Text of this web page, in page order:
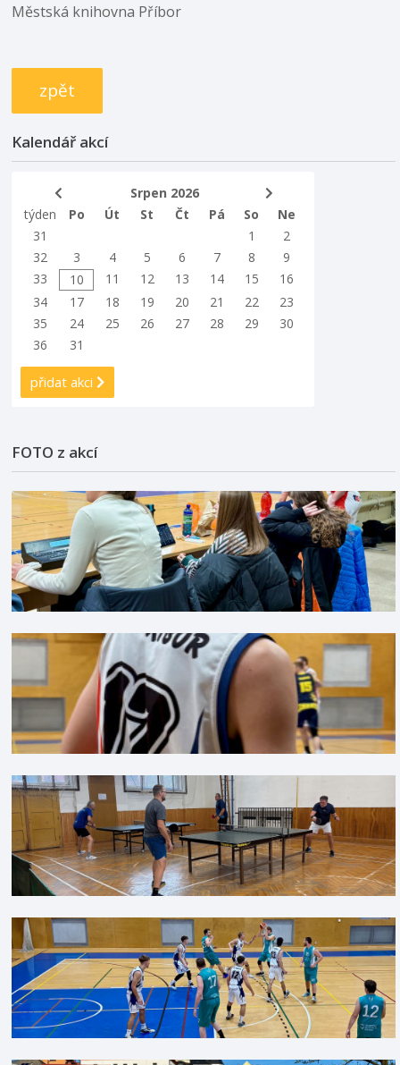
Městská knihovna Příbor
zpět
Kalendář akcí
Srpen 2026
týden
Po Út St Čt Pá So
Ne
31
1
2
32
3 4 5 6 7 8
9
33
10 11 12 13 14 15
16
34
17 18 19 20 21 22
23
35
24 25 26 27 28 29
30
36
31
přidat akci
FOTO z akcí